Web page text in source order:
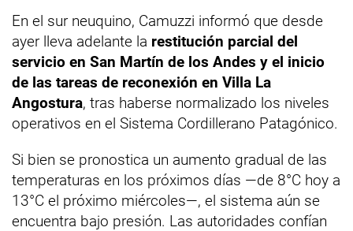
En el sur neuquino, Camuzzi informó que desde
ayer lleva adelante la restitución parcial del
servicio en San Martín de los Andes y el inicio
de las tareas de reconexión en Villa La
Angostura, tras haberse normalizado los niveles
operativos en el Sistema Cordillerano Patagónico.
Si bien se pronostica un aumento gradual de las
temperaturas en los próximos días —de 8°C hoy a
13°C el próximo miércoles—, el sistema aún se
encuentra bajo presión. Las autoridades confían